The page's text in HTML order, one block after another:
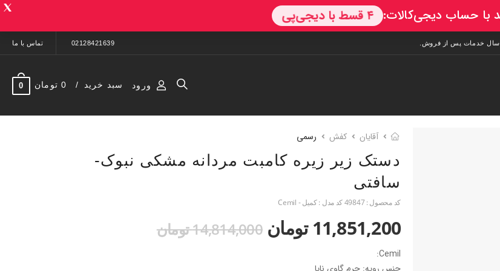
02128421639 تماس با ما
ورود سبد خرید 0 تومان 0
آقایان کفش رسمی
دستک زیر زیره کامبت مردانه مشکی نبوک-
سافتی
کد محصول :49847کد مدل :کمیل - Cemil
11,851,200 تومان 14,814,000 تومان
Cemil: